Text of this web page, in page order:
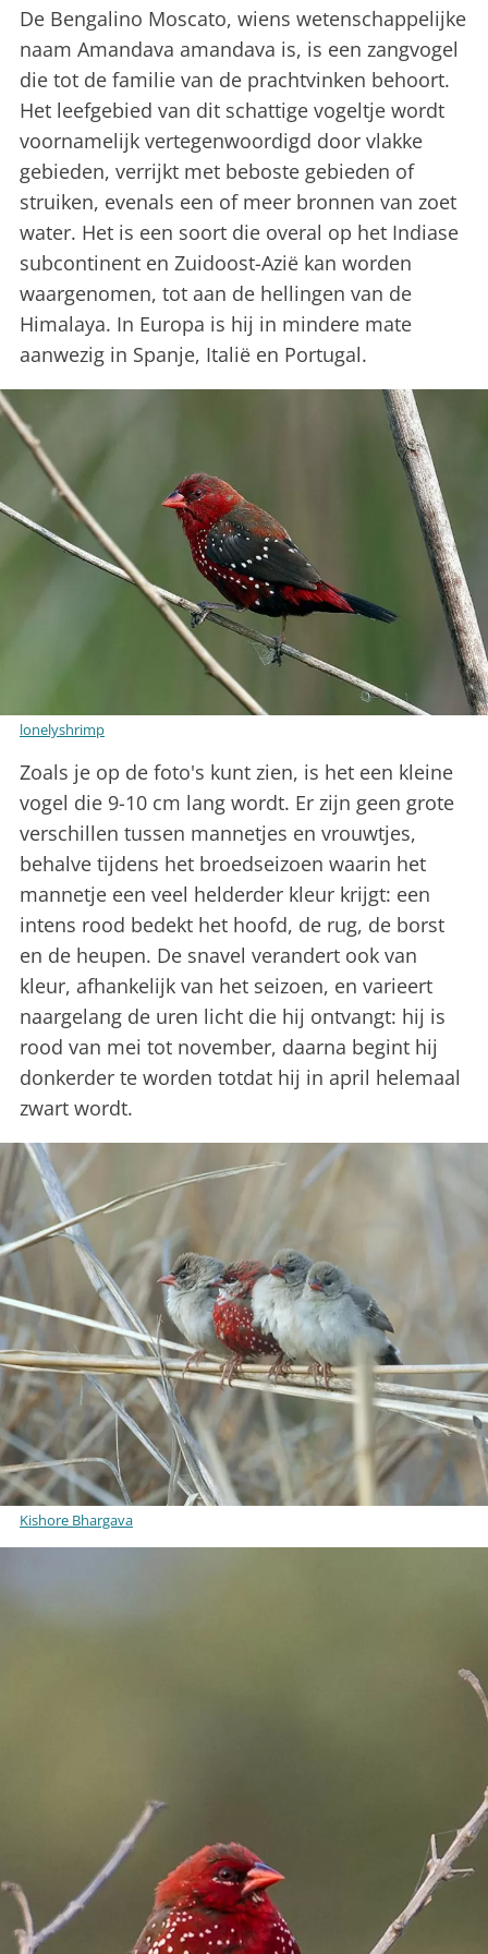
De Bengalino Moscato, wiens wetenschappelijke
naam Amandava amandava is, is een zangvogel
die tot de familie van de prachtvinken behoort.
Het leefgebied van dit schattige vogeltje wordt
voornamelijk vertegenwoordigd door vlakke
gebieden, verrijkt met beboste gebieden of
struiken, evenals een of meer bronnen van zoet
water. Het is een soort die overal op het Indiase
subcontinent en Zuidoost-Azië kan worden
waargenomen, tot aan de hellingen van de
Himalaya. In Europa is hij in mindere mate
aanwezig in Spanje, Italië en Portugal.
lonelyshrimp
Zoals je op de foto's kunt zien, is het een kleine
vogel die 9-10 cm lang wordt. Er zijn geen grote
verschillen tussen mannetjes en vrouwtjes,
behalve tijdens het broedseizoen waarin het
mannetje een veel helderder kleur krijgt: een
intens rood bedekt het hoofd, de rug, de borst
en de heupen. De snavel verandert ook van
kleur, afhankelijk van het seizoen, en varieert
naargelang de uren licht die hij ontvangt: hij is
rood van mei tot november, daarna begint hij
donkerder te worden totdat hij in april helemaal
zwart wordt.
Kishore Bhargava